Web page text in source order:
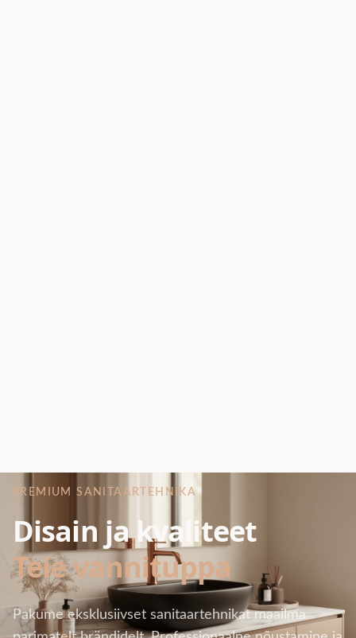
PREMIUM SANITAARTEHNIKA
Disain ja kvaliteet
Teie vannituppa
Pakume eksklusiivset sanitaartehnikat maailma